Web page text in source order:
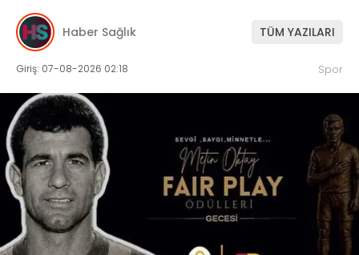
Haber Sağlık TÜM YAZILARI
Giriş: 07-08-2026 02:18 Spor